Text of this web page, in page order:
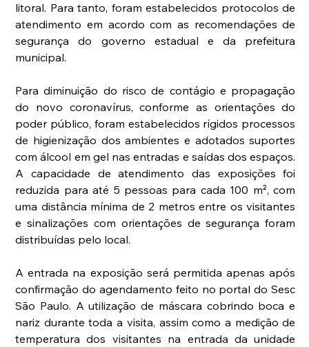
litoral. Para tanto, foram estabelecidos protocolos de
atendimento em acordo com as recomendações de
segurança do governo estadual e da prefeitura
municipal.
Para diminuição do risco de contágio e propagação
do novo coronavírus, conforme as orientações do
poder público, foram estabelecidos rígidos processos
de higienização dos ambientes e adotados suportes
com álcool em gel nas entradas e saídas dos espaços.
A capacidade de atendimento das exposições foi
reduzida para até 5 pessoas para cada 100 m², com
uma distância mínima de 2 metros entre os visitantes
e sinalizações com orientações de segurança foram
distribuídas pelo local.
A entrada na exposição será permitida apenas após
confirmação do agendamento feito no portal do Sesc
São Paulo. A utilização de máscara cobrindo boca e
nariz durante toda a visita, assim como a medição de
temperatura dos visitantes na entrada da unidade